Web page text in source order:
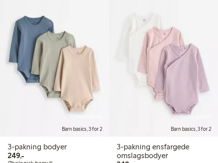
Barn basics, 3 for 2
3-pakning bodyer
249,-249,00 kr
Online edition
Barn basics, 3 for 2
3-pakning ensfargede
omslagsbodyer